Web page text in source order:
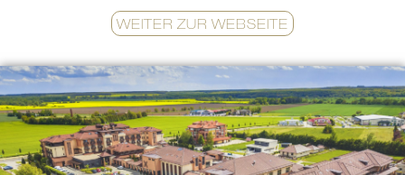
WEITER ZUR WEBSEITE